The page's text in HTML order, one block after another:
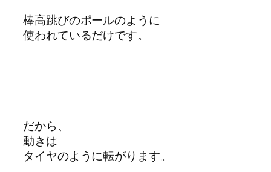
棒高跳びのポールのように
使われているだけです。
だから、
動きは
タイヤのように転がります。